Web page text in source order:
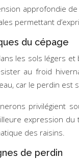
approfondie
permettant
du cépage
les sols légers
au froid
car le perdin est
privilégient
expression
des raisins.
de perdin